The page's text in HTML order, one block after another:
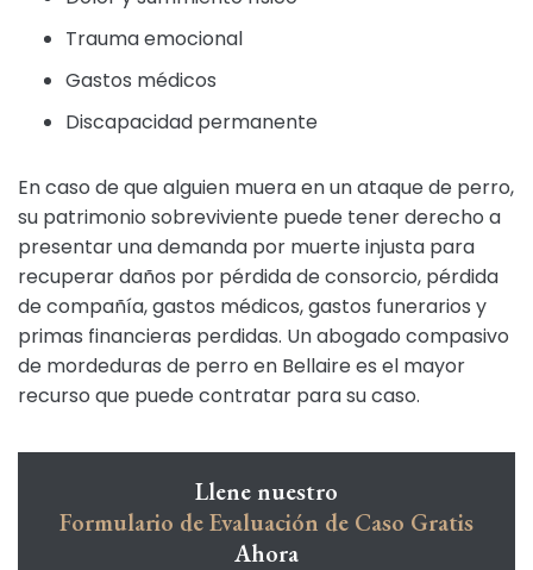
Trauma emocional
Gastos médicos
Discapacidad permanente
En caso de que alguien muera en un ataque de perro,
su patrimonio sobreviviente puede tener derecho a
presentar una demanda por muerte injusta para
recuperar daños por pérdida de consorcio, pérdida
de compañía, gastos médicos, gastos funerarios y
primas financieras perdidas. Un abogado compasivo
de mordeduras de perro en Bellaire es el mayor
recurso que puede contratar para su caso.
Llene nuestro
Formulario de Evaluación de Caso Gratis
Ahora